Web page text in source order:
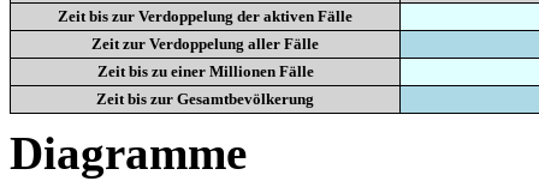
Zeit bis zur Verdoppelung der aktiven Fälle
Zeit zur Verdoppelung aller Fälle
Zeit bis zu einer Millionen Fälle
Zeit bis zur Gesamtbevölkerung
Diagramme